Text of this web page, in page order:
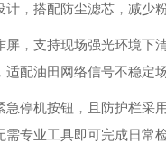
，搭配防尘滤芯，减少
，支持现场强光环境下
配油田网络信号不稳定
停机按钮，且防护栏采
专业工具即可完成日常